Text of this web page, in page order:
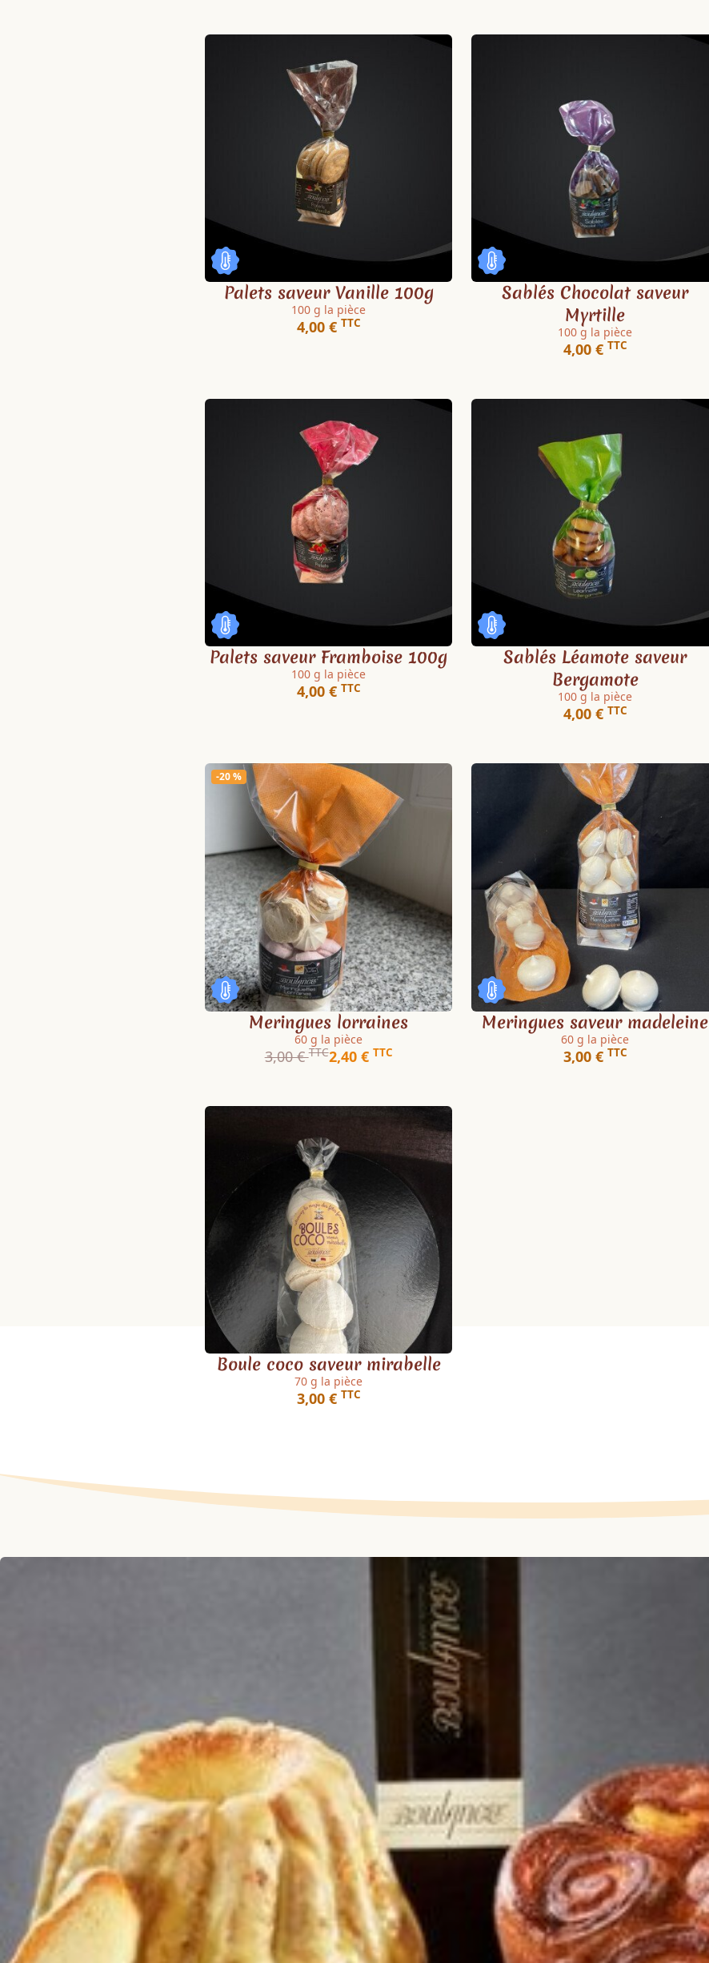
Palets saveur Vanille 100g
100 g la pièce
4,00 € TTC
Sablés Chocolat saveur
Myrtille
100 g la pièce
4,00 € TTC
Palets saveur Framboise 100g
100 g la pièce
4,00 € TTC
Sablés Léamote saveur
Bergamote
100 g la pièce
4,00 € TTC
-20 %
Meringues lorraines
60 g la pièce
3,00 €TTC2,40 € TTC
Meringues saveur madeleine
60 g la pièce
3,00 € TTC
Boule coco saveur mirabelle
70 g la pièce
3,00 € TTC